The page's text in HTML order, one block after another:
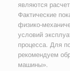
являются
Фактические
физико-
условий
процесса. Для
рекомендуем
машины».